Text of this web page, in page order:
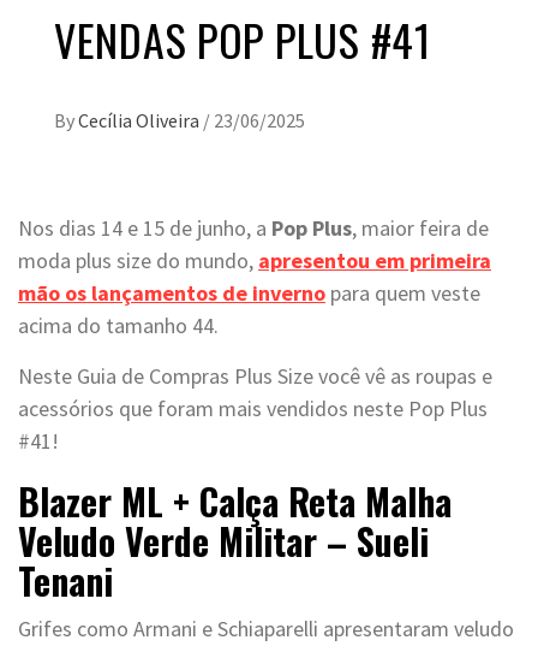
VENDAS POP PLUS #41
ByCecília Oliveira / 23/06/2025
Nos dias 14 e 15 de junho, a Pop Plus, maior feira de
moda plus size do mundo, apresentou em primeira
mão os lançamentos de inverno para quem veste
acima do tamanho 44.
Neste Guia de Compras Plus Size você vê as roupas e
acessórios que foram mais vendidos neste Pop Plus
#41!
Blazer ML + Calça Reta Malha
Veludo Verde Militar – Sueli
Tenani
Grifes como Armani e Schiaparelli apresentaram veludo